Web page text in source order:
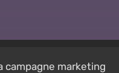
campagne marketing